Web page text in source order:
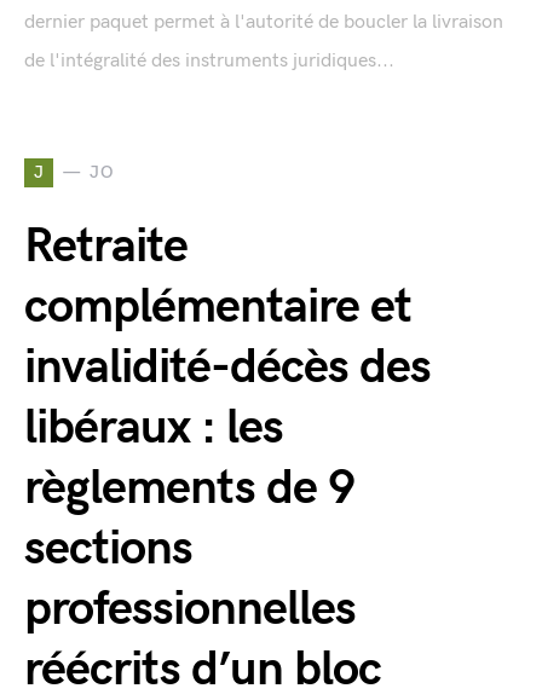
dernier paquet permet à l'autorité de boucler la livraison
de l'intégralité des instruments juridiques...
J JO
Retraite
complémentaire et
invalidité-décès des
libéraux : les
règlements de 9
sections
professionnelles
réécrits d’un bloc